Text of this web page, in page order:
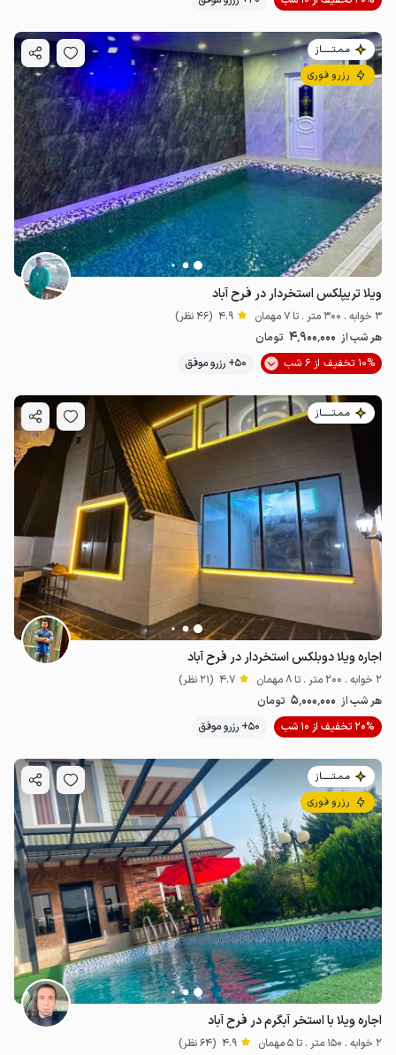
مـمـتــــــاز
رزرو فوری
ویلا تریپلکس استخردار در فرح آباد
3 خوابه . 300 متر . تا 7 مهمان 4.9 (46 نظر)
هر شب از 4٬900٬000 تومان
10% تخفیف از 6 شب
50+ رزرو موفق
مـمـتــــــاز
اجاره ویلا دوبلکس استخردار در فرح آباد
2 خوابه . 200 متر . تا 8 مهمان 4.7 (21 نظر)
هر شب از 5٬000٬000 تومان
20% تخفیف از 10 شب
50+ رزرو موفق
مـمـتــــــاز
رزرو فوری
اجاره ویلا با استخر آبگرم در فرح آباد
2 خوابه . 150 متر . تا 5 مهمان 4.9 (64 نظر)